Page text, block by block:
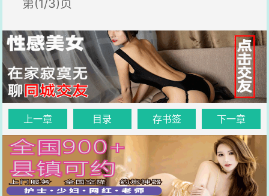
第(1/3)页
上一章 目录 存书签 下一章